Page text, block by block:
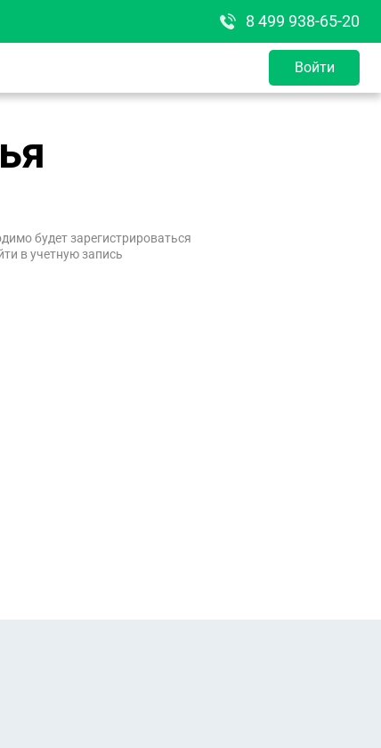
8 499 938-65-20
Войти
будет зарегистрироваться
в учетную запись